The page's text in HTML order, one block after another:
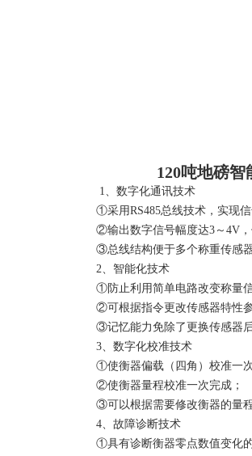
120吨地磅
1、数字化通讯技术
①采用RS485总线技术，实现
②输出数字信号幅度达3～4V
③总线结构便于多个称重传感
2、智能化技术
①防止利用简单电路改变称量
②可根据指令更改传感器特性
③记忆能力免除了更换传感器
3、数字化校准技术
①使衡器偏载（四角）校准一
②使衡器量程校准一次完成；
③可以根据需要修改衡器的量
4、故障诊断技术
①具有诊断衡器零点数值变化